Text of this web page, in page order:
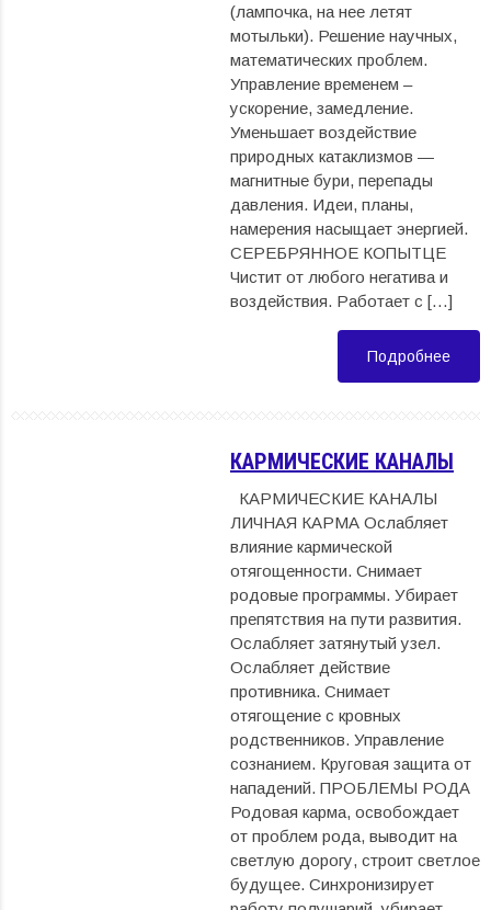
(лампочка, на нее летят
мотыльки). Решение научных,
математических проблем.
Управление временем –
ускорение, замедление.
Уменьшает воздействие
природных катаклизмов —
магнитные бури, перепады
давления. Идеи, планы,
намерения насыщает энергией.
СЕРЕБРЯННОЕ КОПЫТЦЕ
Чистит от любого негатива и
воздействия. Работает с […]
Подробнее
КАРМИЧЕСКИЕ КАНАЛЫ
КАРМИЧЕСКИЕ КАНАЛЫ
ЛИЧНАЯ КАРМА Ослабляет
влияние кармической
отягощенности. Снимает
родовые программы. Убирает
препятствия на пути развития.
Ослабляет затянутый узел.
Ослабляет действие
противника. Снимает
отягощение с кровных
родственников. Управление
сознанием. Круговая защита от
нападений. ПРОБЛЕМЫ РОДА
Родовая карма, освобождает
от проблем рода, выводит на
светлую дорогу, строит светлое
будущее. Синхронизирует